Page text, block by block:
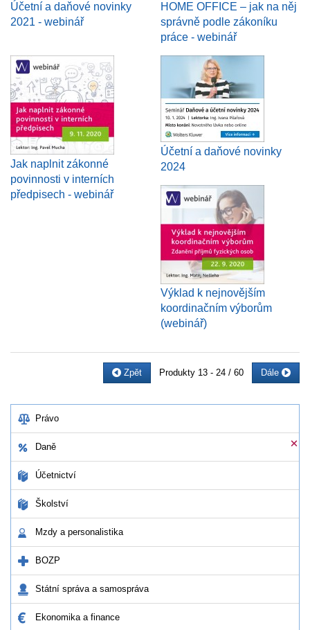
Účetní a daňové novinky
2021 - webinář
HOME OFFICE – jak na něj
správně podle zákoníku
práce - webinář
Jak naplnit zákonné
povinnosti v interních
předpisech - webinář
Účetní a daňové novinky
2024
Výklad k nejnovějším
koordinačním výborům
(webinář)
Zpět Produkty 13 - 24 / 60 Dále
Právo
Daně
Účetnictví
Školství
Mzdy a personalistika
BOZP
Státní správa a samospráva
Ekonomika a finance